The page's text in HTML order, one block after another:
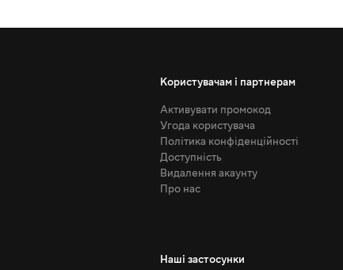
Користувачам і партнерам
Активувати промокод
Угода користувача
Політика конфіденційності
Доступність
Видалення акаунту
Про нас
Наші застосунки